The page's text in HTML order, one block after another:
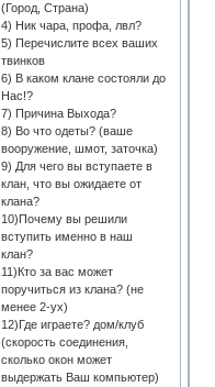
(Город, Страна)
4) Ник чара, профа, лвл?
5) Перечислите всех ваших
твинков
6) В каком клане состояли до
Нас!?
7) Причина Выхода?
8) Во что одеты? (ваше
вооружение, шмот, заточка)
9) Для чего вы вступаете в
клан, что вы ожидаете от
клана?
10)Почему вы решили
вступить именно в наш
клан?
11)Кто за вас может
поручиться из клана? (не
менее 2-ух)
12)Где играете? дом/клуб
(скорость соединения,
сколько окон может
выдержать Ваш компьютер)